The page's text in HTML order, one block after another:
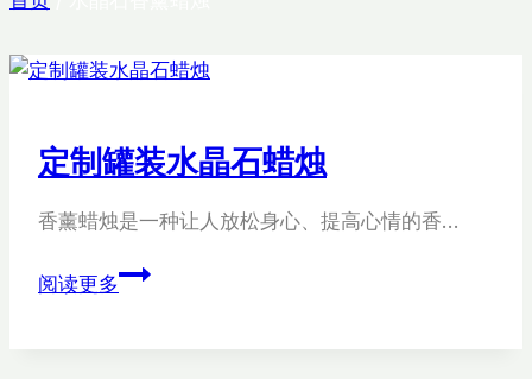
定制罐装水晶石蜡烛
香薰蜡烛是一种让人放松身心、提高心情的香…
阅读更多定